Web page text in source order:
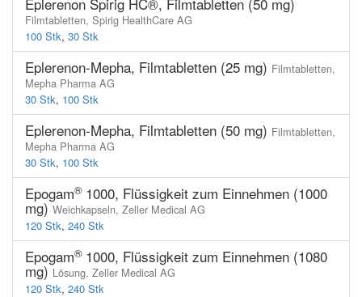
Filmtabletten, Spirig HealthCare AG
100 Stk, 30 Stk
Eplerenon-Mepha, Filmtabletten (25 mg) Filmtabletten,
Mepha Pharma AG
30 Stk, 100 Stk
Eplerenon-Mepha, Filmtabletten (50 mg) Filmtabletten,
Mepha Pharma AG
30 Stk, 100 Stk
Epogam® 1000, Flüssigkeit zum Einnehmen (1000
mg)Weichkapseln, Zeller Medical AG
120 Stk, 240 Stk
Epogam® 1000, Flüssigkeit zum Einnehmen (1080
mg)Lösung, Zeller Medical AG
120 Stk, 240 Stk